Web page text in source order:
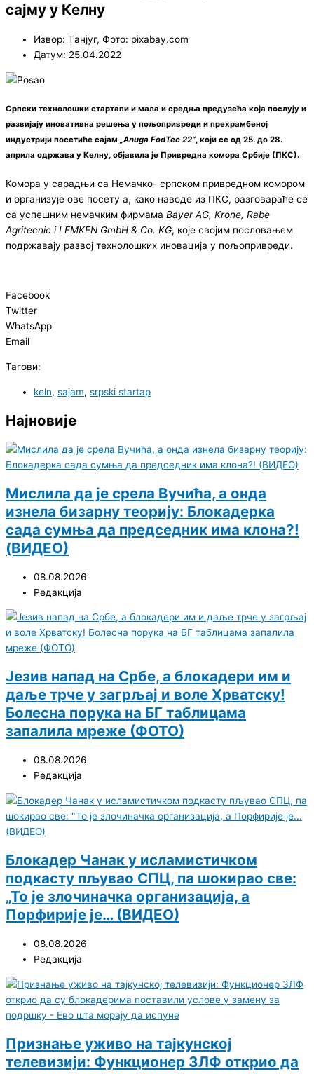
сајму у Келну
Извор: Tанјуг, Фото: pixabay.com
Датум: 25.04.2022
Српски технолошки стартапи и мала и средња предузећа која послују и
развијају иновативна решења у пољопривреди и прехрамбеној
индустрији посетиће сајам „Anuga FodTec 22“, који се од 25. до 28.
априла одржава у Келну, објавила је Привредна комора Србије (ПКС).
Комора у сарадњи са Немачко- српском привредном комором
и организује ове посету а, како наводе из ПКС, разговараће се
са успешним немачким фирмама Bayer AG, Krone, Rabe
Agritecnic i LEMKEN GmbH & Co. KG, које својим пословањем
подржавају развој технолошких иновација у пољопривреди.
Facebook
Twitter
WhatsApp
Email
Тагови:
keln, sajam, srpski startap
Најновије
Мислила да је срела Вучића, а онда
изнела бизарну теорију: Блокадерка
сада сумња да председник има клона?!
(ВИДЕО)
08.08.2026
Редакција
Језив напад на Србе, а блокадери им и
даље трче у загрљај и воле Хрватску!
Болесна порука на БГ таблицама
запалила мреже (ФОТО)
08.08.2026
Редакција
Блокадер Чанак у исламистичком
подкасту пљувао СПЦ, па шокирао све:
„То је злочиначка организација, а
Порфирије је… (ВИДЕО)
08.08.2026
Редакција
Признање уживо на тајкунској
телевизији: Функционер ЗЛФ открио да